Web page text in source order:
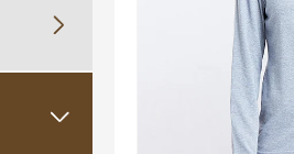

